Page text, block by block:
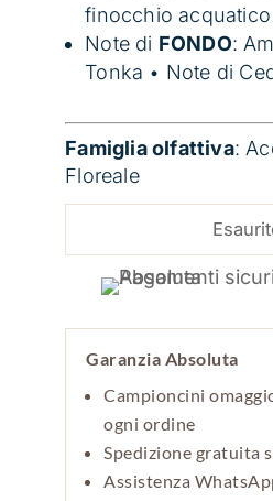
finocchio acquatico
Note di FONDO:
Tonka • Note di
Famiglia olfattiva:
Floreale
Garanzia Absoluta
Campioncini
ogni ordine
Spedizione gratuita
Assistenza